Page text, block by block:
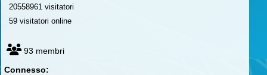
20558961 visitatori
59 visitatori online
93 membri
Connesso: